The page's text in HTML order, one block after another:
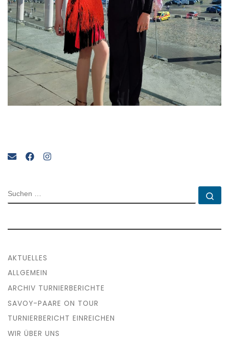
SUCHE
AKTUELLES
ALLGEMEIN
ARCHIV TURNIERBERICHTE
SAVOY-PAARE ON TOUR
TURNIERBERICHT EINREICHEN
WIR ÜBER UNS